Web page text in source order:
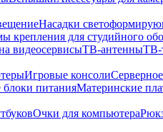
Насадки
крепления для студийного
видеосервисыТВ-антенныТВ-
Игровые консоли
питанияМатеринские
Очки для компьютера